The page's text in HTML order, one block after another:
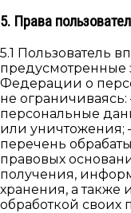
5. Права
5.1 Пользователь
предусмотренные
Федерации о
не ограничиваясь:
персональные
или уничтожения;
перечень
правовых
получения,
хранения, а также
обработкой своих